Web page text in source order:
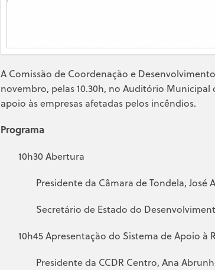
A Comissão de Coordenação e
novembro, pelas 10.30h, no Auditório
apoio às empresas afetadas pelos incêndios.
Programa
10h30 Abertura
Presidente da Câmara de Tondela, José
Secretário de Estado do
10h45 Apresentação do Sistema de Apoio
Presidente da CCDR Centro, Ana